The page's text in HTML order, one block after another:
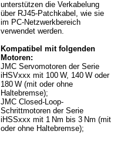
unterstützen die Verkabelung
über RJ45-Patchkabel, wie sie
im PC-Netzwerkbereich
verwendet werden.
Kompatibel mit folgenden
Motoren:
JMC Servomotoren der Serie
iHSVxxx mit 100 W, 140 W oder
180 W (mit oder ohne
Haltebremse);
JMC Closed-Loop-
Schrittmotoren der Serie
iHSSxxx mit 1 Nm bis 3 Nm (mit
oder ohne Haltebremse);